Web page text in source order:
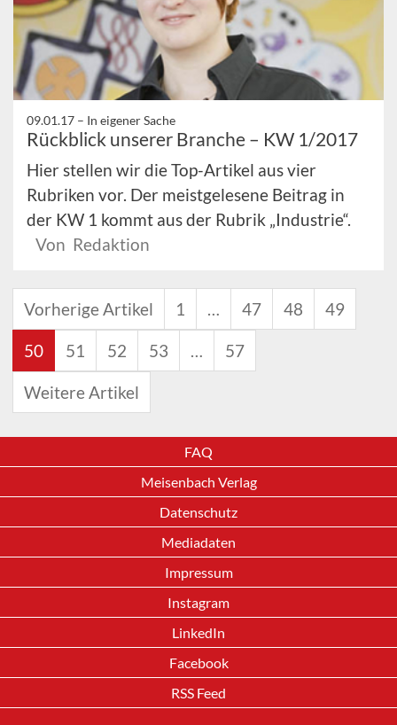
09.01.17 – In eigener Sache
Rückblick unserer Branche – KW 1/2017
Hier stellen wir die Top-Artikel aus vier
Rubriken vor. Der meistgelesene Beitrag in
der KW 1 kommt aus der Rubrik „Industrie“.
Von Redaktion
Vorherige Artikel 1 … 47 48 49
50 51 52 53 … 57
Weitere Artikel
FAQ
Meisenbach Verlag
Datenschutz
Mediadaten
Impressum
Instagram
LinkedIn
Facebook
RSS Feed